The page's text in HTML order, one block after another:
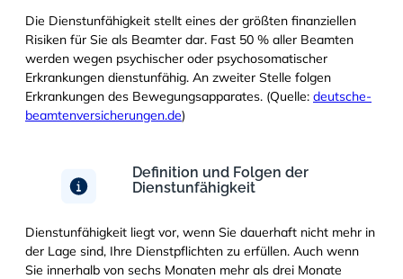
Die Dienstunfähigkeit stellt eines der größten finanziellen
Risiken für Sie als Beamter dar. Fast 50 % aller Beamten
werden wegen psychischer oder psychosomatischer
Erkrankungen dienstunfähig. An zweiter Stelle folgen
Erkrankungen des Bewegungsapparates. (Quelle: deutsche-
beamtenversicherungen.de)
Definition und Folgen der
Dienstunfähigkeit
Dienstunfähigkeit liegt vor, wenn Sie dauerhaft nicht mehr in
der Lage sind, Ihre Dienstpflichten zu erfüllen. Auch wenn
Sie innerhalb von sechs Monaten mehr als drei Monate